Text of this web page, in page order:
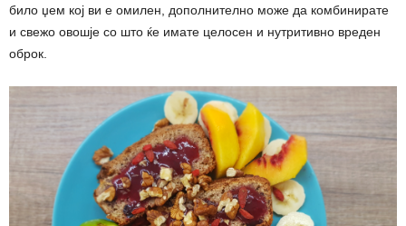
било џем кој ви е омилен, дополнително може да комбинирате
и свежо овошје со што ќе имате целосен и нутритивно вреден
оброк.